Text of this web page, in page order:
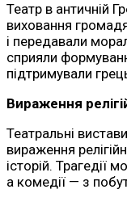
Театр в античній
виховання
і передавали
сприяли
підтримували
Вираження
Театральні
вираження
історій. Трагедії
а комедії — з